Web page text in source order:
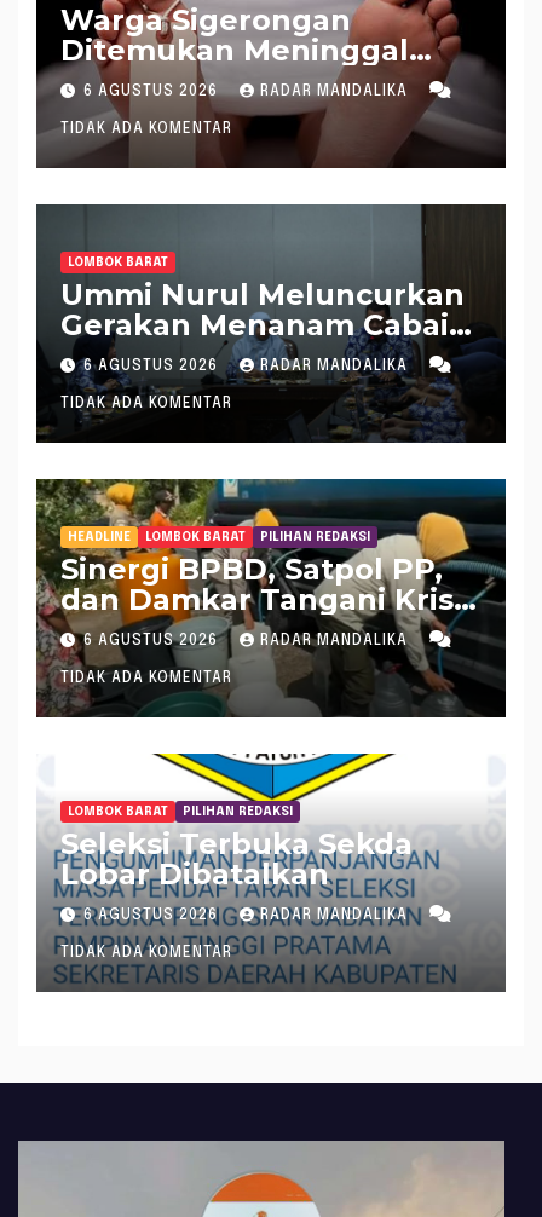
Warga Sigerongan
Ditemukan Meninggal
saat Setrum Ikan di
Sungai
6 AGUSTUS 2026 RADAR MANDALIKA
TIDAK ADA KOMENTAR
LOMBOK BARAT
Ummi Nurul Meluncurkan
Gerakan Menanam Cabai
Tangani Inflasi
6 AGUSTUS 2026 RADAR MANDALIKA
TIDAK ADA KOMENTAR
HEADLINE LOMBOK BARAT PILIHAN REDAKSI
Sinergi BPBD, Satpol PP,
dan Damkar Tangani Krisis
Air Bersih di Lobar
6 AGUSTUS 2026 RADAR MANDALIKA
TIDAK ADA KOMENTAR
LOMBOK BARAT PILIHAN REDAKSI
Seleksi Terbuka Sekda
Lobar Dibatalkan
6 AGUSTUS 2026 RADAR MANDALIKA
TIDAK ADA KOMENTAR